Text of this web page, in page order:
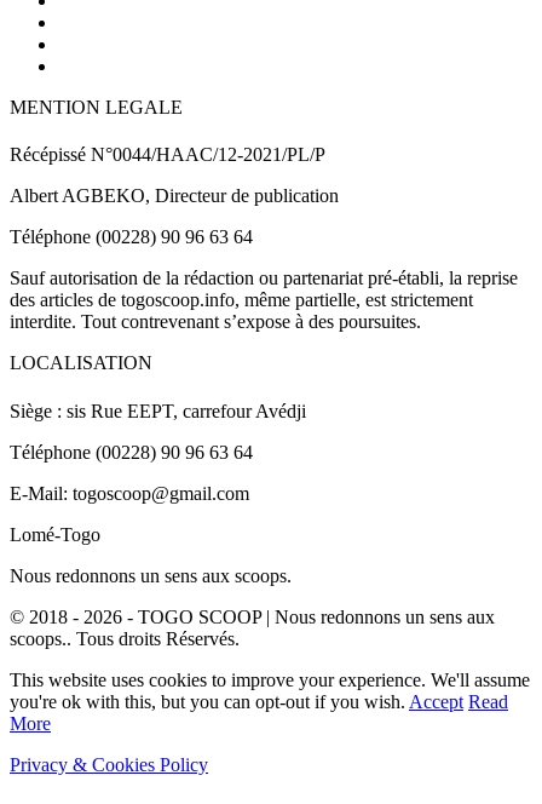
MENTION LEGALE
Récépissé N°0044/HAAC/12-2021/PL/P
Albert AGBEKO, Directeur de publication
Téléphone (00228) 90 96 63 64
Sauf autorisation de la rédaction ou partenariat pré-établi, la reprise
des articles de togoscoop.info, même partielle, est strictement
interdite. Tout contrevenant s’expose à des poursuites.
LOCALISATION
Siège : sis Rue EEPT, carrefour Avédji
Téléphone (00228) 90 96 63 64
E-Mail: togoscoop@gmail.com
Lomé-Togo
Nous redonnons un sens aux scoops.
© 2018 - 2026 - TOGO SCOOP | Nous redonnons un sens aux
scoops.. Tous droits Réservés.
This website uses cookies to improve your experience. We'll assume
you're ok with this, but you can opt-out if you wish. Accept Read
More
Privacy & Cookies Policy